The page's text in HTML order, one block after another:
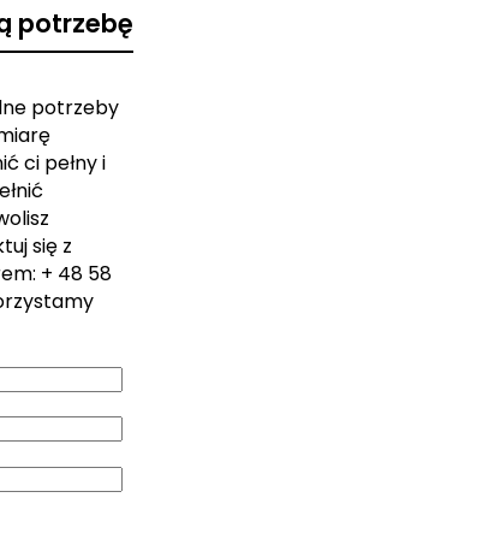
potrzebę
potrzeby
ci pełny i
się z
+ 48 58